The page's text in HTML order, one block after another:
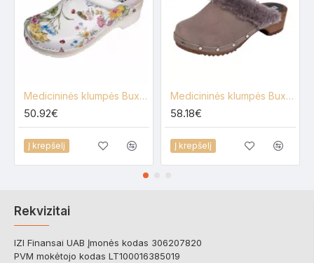
Medicininės klumpės Buxa FPU10, gėlėtos
50.92€
Į krepšelį
Medicininės klumpės Buxa PF2
58.18€
Į krepšelį
Rekvizitai
IZI Finansai UAB Įmonės kodas 306207820
PVM mokėtojo kodas LT100016385019